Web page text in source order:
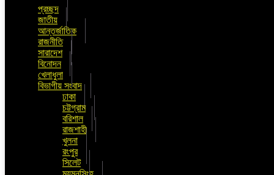
প্রচ্ছদ
জাতীয়
আন্তর্জাতিক
রাজনীতি
সারাদেশ
বিনোদন
খেলাধুলা
বিভাগীয় সংবাদ
ঢাকা
চট্টগ্রাম
বরিশাল
রাজশাহী
খুলনা
রংপুর
সিলেট